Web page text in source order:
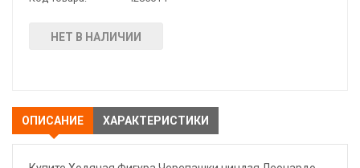
НЕТ В НАЛИЧИИ
ОПИСАНИЕ ХАРАКТЕРИСТИКИ